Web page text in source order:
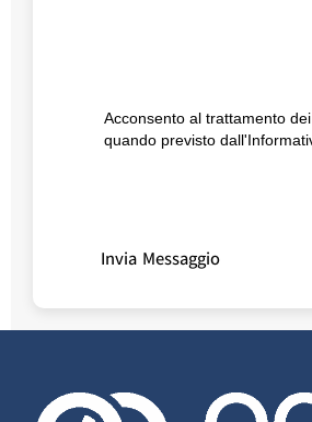
Acconsento al trattamento
quando previsto dall'